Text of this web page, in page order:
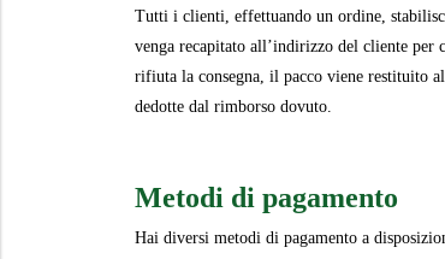
Tutti i clienti, effettuando un ordine,
venga recapitato all’indirizzo del cliente per
rifiuta la consegna, il pacco viene restituito
dedotte dal rimborso dovuto.
Metodi di pagamento
Hai diversi metodi di pagamento a